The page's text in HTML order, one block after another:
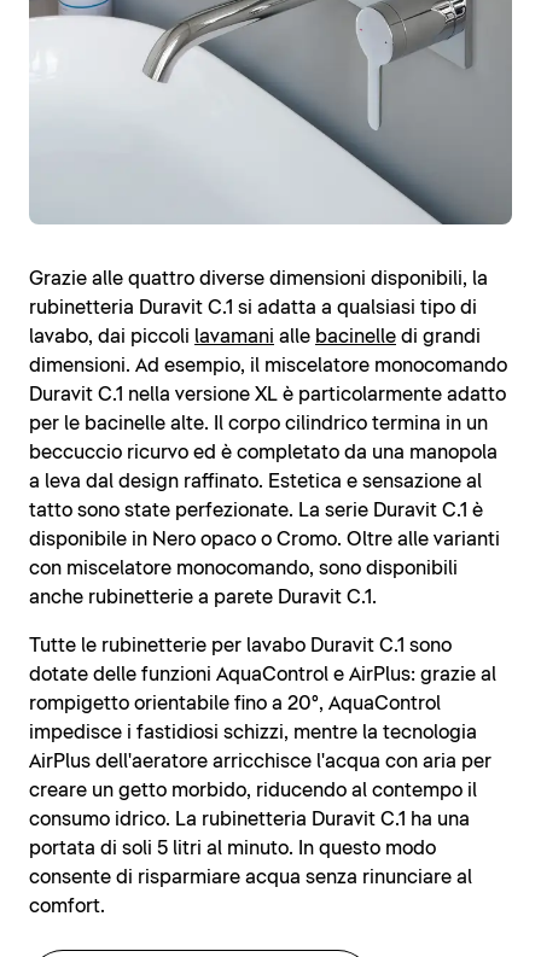
Grazie alle quattro diverse dimensioni disponibili, la
rubinetteria Duravit C.1 si adatta a qualsiasi tipo di
lavabo, dai piccoli lavamani alle bacinelle di grandi
dimensioni. Ad esempio, il miscelatore monocomando
Duravit C.1 nella versione XL è particolarmente adatto
per le bacinelle alte. Il corpo cilindrico termina in un
beccuccio ricurvo ed è completato da una manopola
a leva dal design raffinato. Estetica e sensazione al
tatto sono state perfezionate. La serie Duravit C.1 è
disponibile in Nero opaco o Cromo. Oltre alle varianti
con miscelatore monocomando, sono disponibili
anche rubinetterie a parete Duravit C.1.
Tutte le rubinetterie per lavabo Duravit C.1 sono
dotate delle funzioni AquaControl e AirPlus: grazie al
rompigetto orientabile fino a 20°, AquaControl
impedisce i fastidiosi schizzi, mentre la tecnologia
AirPlus dell'aeratore arricchisce l'acqua con aria per
creare un getto morbido, riducendo al contempo il
consumo idrico. La rubinetteria Duravit C.1 ha una
portata di soli 5 litri al minuto. In questo modo
consente di risparmiare acqua senza rinunciare al
comfort.